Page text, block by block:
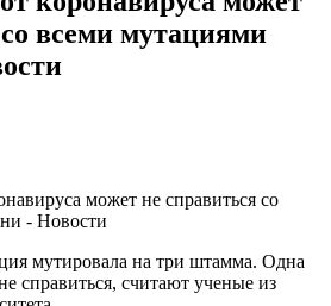
всеми мутациями
мутировала на три штамма. Одна
справиться, считают ученые из